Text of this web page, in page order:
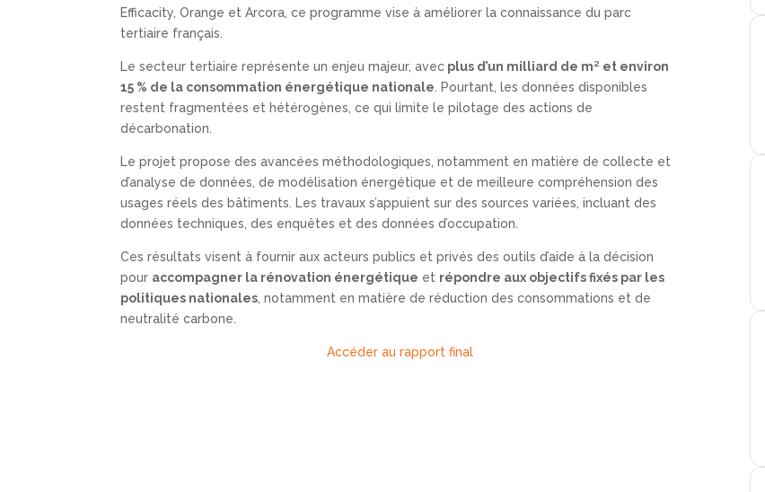
Efficacity, Orange et Arcora, ce programme vise à améliorer la connaissance du parc
tertiaire français.
Le secteur tertiaire représente un enjeu majeur, avec plus d’un milliard de m² et environ
15 % de la consommation énergétique nationale . Pourtant, les données disponibles
restent fragmentées et hétérogènes, ce qui limite le pilotage des actions de
décarbonation.
Le projet propose des avancées méthodologiques, notamment en matière de collecte et
d’analyse de données, de modélisation énergétique et de meilleure compréhension des
usages réels des bâtiments. Les travaux s’appuient sur des sources variées, incluant des
données techniques, des enquêtes et des données d’occupation.
Ces résultats visent à fournir aux acteurs publics et privés des outils d’aide à la décision
pour accompagner la rénovation énergétique et répondre aux objectifs fixés par les
politiques nationales , notamment en matière de réduction des consommations et de
neutralité carbone.
Accéder au rapport final